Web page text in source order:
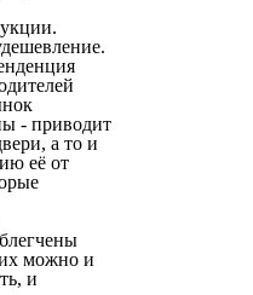
- приводит
а то и
её от
можно и
и